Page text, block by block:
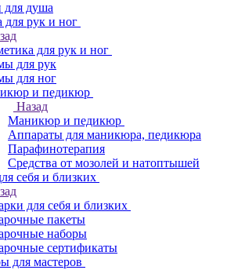
для душа
для рук и ног
для рук и ног
для рук
для ног
и педикюр
Назад
Маникюр и педикюр
Аппараты для маникюра, педикюра
Парафинотерапия
Средства от мозолей и натоптышей
себя и близких
для себя и близких
пакеты
наборы
сертификаты
для мастеров